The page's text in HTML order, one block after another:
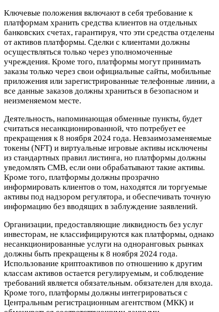
Ключевые положения включают в себя требование к
платформам хранить средства клиентов на отдельных
банковских счетах, гарантируя, что эти средства отделены
от активов платформы. Сделки с клиентами должны
осуществляться только через уполномоченные
учреждения. Кроме того, платформы могут принимать
заказы только через свои официальные сайты, мобильные
приложения или зарегистрированные телефонные линии, а
все данные заказов должны храниться в безопасном и
неизменяемом месте.
Деятельность, напоминающая обменные пункты, будет
считаться несанкционированной, что потребует ее
прекращения к 8 ноября 2024 года. Невзаимозаменяемые
токены (NFT) и виртуальные игровые активы исключены
из стандартных правил листинга, но платформы должны
уведомлять CMB, если они обрабатывают такие активы.
Кроме того, платформы должны прозрачно
информировать клиентов о том, находятся ли торгуемые
активы под надзором регулятора, и обеспечивать точную
информацию без вводящих в заблуждение заявлений.
Организации, предоставляющие ликвидность без услуг
инвесторам, не классифицируются как платформы, однако
несанкционированные услуги на одноранговых рынках
должны быть прекращены к 8 ноября 2024 года.
Использование криптоактивов по отношению к другим
классам активов остается регулируемым, и соблюдение
требований является обязательным. обязателен для входа.
Кроме того, платформы должны интегрироваться с
Центральным регистрационным агентством (МКК) и